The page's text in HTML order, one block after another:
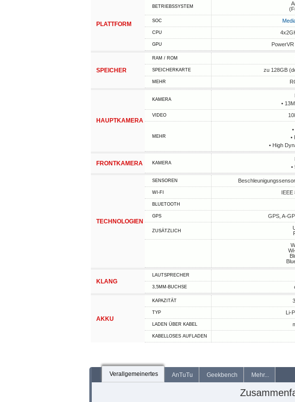
PLATTFORM
BETRIEBSSYSTEM
SOC
CPU
GPU
SPEICHER
RAM / ROM
SPEICHERKARTE zu 128GB
MEHR
HAUPTKAMERA
KAMERA
•
VIDEO
MEHR
•
• High
FRONTKAMERA KAMERA
•
TECHNOLOGIEN
SENSOREN
WI-FI IEEE
BLUETOOTH
GPS GPS, A-
ZUSÄTZLICH
KLANG
LAUTSPRECHER
3,5MM-BUCHSE
AKKU
KAPAZITÄT
TYP Li-
LADEN ÜBER KABEL
KABELLOSES AUFLADEN
Verallgemeinertes AnTuTu Geekbench Mehr...